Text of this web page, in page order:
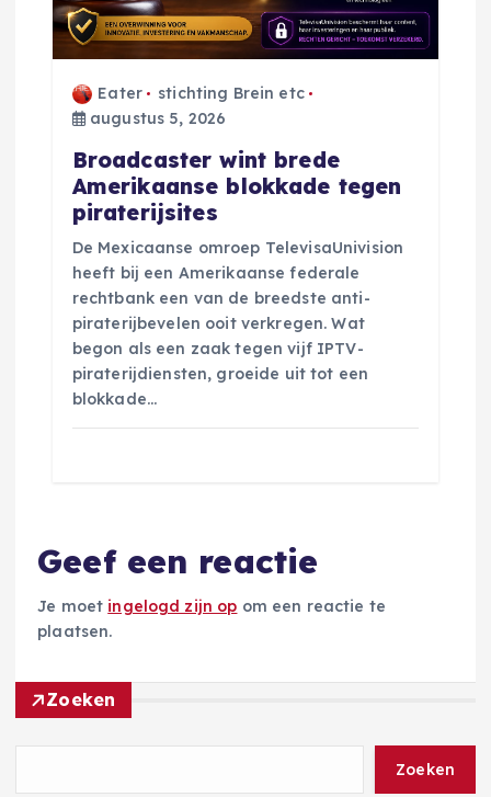
Eater
stichting Brein etc
augustus 5, 2026
Broadcaster wint brede
Amerikaanse blokkade tegen
piraterijsites
De Mexicaanse omroep TelevisaUnivision
heeft bij een Amerikaanse federale
rechtbank een van de breedste anti-
piraterijbevelen ooit verkregen. Wat
begon als een zaak tegen vijf IPTV-
piraterijdiensten, groeide uit tot een
blokkade…
Geef een reactie
Je moet ingelogd zijn op om een reactie te
plaatsen.
Zoeken
Zoeken